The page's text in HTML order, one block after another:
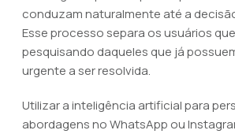
conduzam naturalmente até a
Esse processo separa os usuários
pesquisando daqueles que já
urgente a ser resolvida.
Utilizar a inteligência artificial para
abordagens no WhatsApp ou